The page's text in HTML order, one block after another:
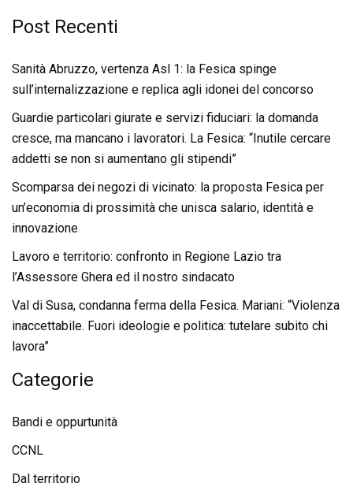
Post Recenti
Sanità Abruzzo, vertenza Asl 1: la Fesica spinge
sull’internalizzazione e replica agli idonei del concorso
Guardie particolari giurate e servizi fiduciari: la domanda
cresce, ma mancano i lavoratori. La Fesica: “Inutile cercare
addetti se non si aumentano gli stipendi”
Scomparsa dei negozi di vicinato: la proposta Fesica per
un’economia di prossimità che unisca salario, identità e
innovazione
Lavoro e territorio: confronto in Regione Lazio tra
l’Assessore Ghera ed il nostro sindacato
Val di Susa, condanna ferma della Fesica. Mariani: “Violenza
inaccettabile. Fuori ideologie e politica: tutelare subito chi
lavora”
Categorie
Bandi e oppurtunità
CCNL
Dal territorio